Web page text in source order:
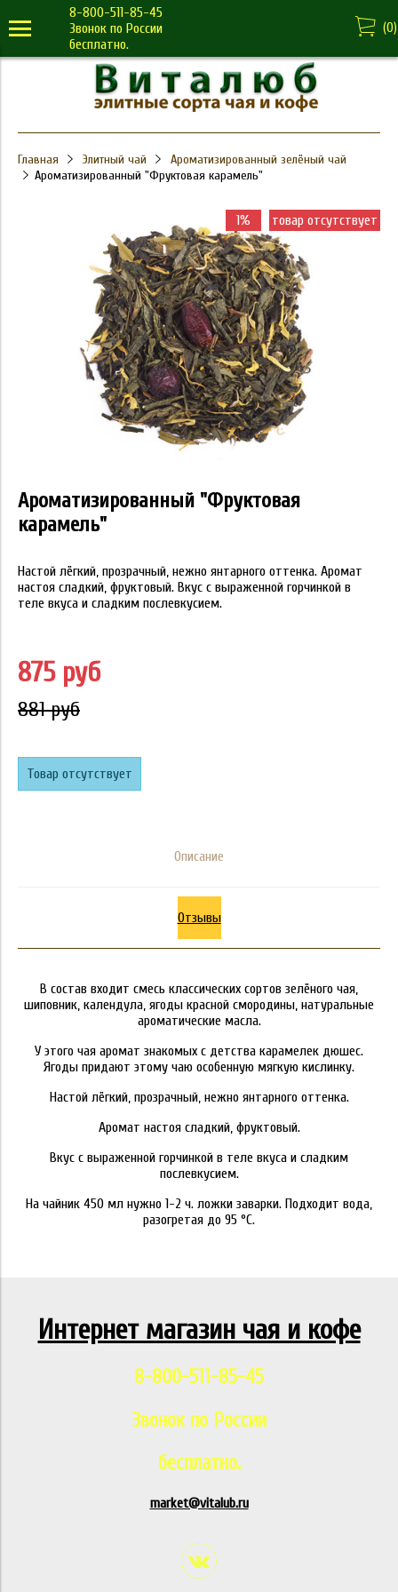
8-800-511-85-45
Звонок по России
бесплатно.
(0)
Главная Элитный чай
Ароматизированный зелёный чай
Ароматизированный "Фруктовая карамель"
1% товар отсутствует
Ароматизированный "Фруктовая
карамель"
Настой лёгкий, прозрачный, нежно янтарного оттенка. Аромат
настоя сладкий, фруктовый. Вкус с выраженной горчинкой в
теле вкуса и сладким послевкусием.
875 руб
881 руб
Товар отсутствует
Описание
Отзывы
В состав входит смесь классических сортов зелёного чая,
шиповник, календула, ягоды красной смородины, натуральные
ароматические масла.
У этого чая аромат знакомых с детства карамелек дюшес.
Ягоды придают этому чаю особенную мягкую кислинку.
Настой лёгкий, прозрачный, нежно янтарного оттенка.
Аромат настоя сладкий, фруктовый.
Вкус с выраженной горчинкой в теле вкуса и сладким
послевкусием.
На чайник 450 мл нужно 1-2 ч. ложки заварки. Подходит вода,
разогретая до 95 °C.
Интернет магазин чая и кофе
8-800-511-85-45
Звонок по России
бесплатно.
market@vitalub.ru